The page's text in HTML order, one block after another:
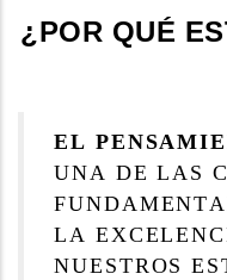
¿POR QUÉ
EL
UNA DE LAS
LA
NUESTROS